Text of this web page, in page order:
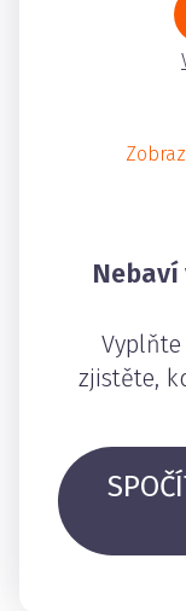
zjistěte,